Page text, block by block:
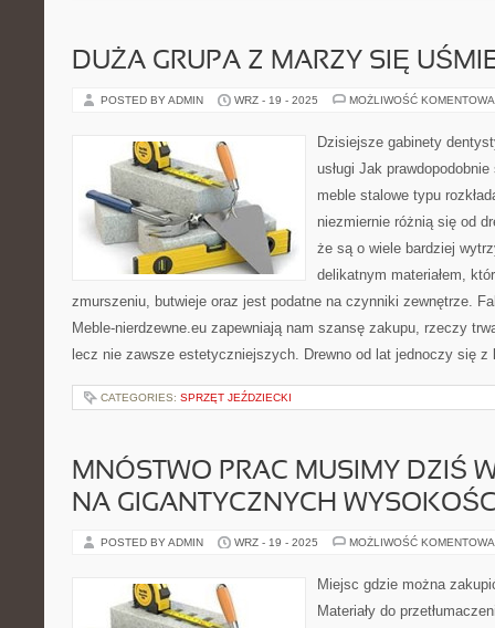
DUŻA GRUPA Z MARZY SIĘ
POSTED BY ADMIN WRZ - 19 - 2025 MOŻLIWOŚĆ
Dzisiejsze gabinety
usługi Jak
meble stalowe typu
niezmiernie różnią się od
że są o wiele bardziej
delikatnym materiałem,
zmurszeniu, butwieje oraz jest podatne na czynniki zewnętrze.
Meble-nierdzewne.eu zapewniają nam szansę zakupu, rzeczy
lecz nie zawsze estetyczniejszych. Drewno od lat jednoczy się
CATEGORIES: SPRZĘT JEŹDZIECKI
MNÓSTWO PRAC MUSIMY DZIŚ
NA GIGANTYCZNYCH
POSTED BY ADMIN WRZ - 19 - 2025 MOŻLIWOŚĆ
Miejsc gdzie można
Materiały do